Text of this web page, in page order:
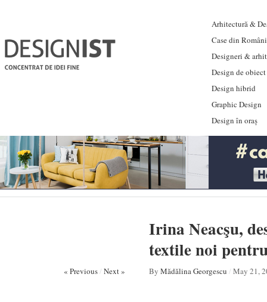
Arhitectură &
Case din
Designeri &
Design de obiect
Design hibrid
Graphic Design
Design în oraș
Irina Neacşu,
textile noi
« Previous/ Next » By Mădălina Georgescu / May 21,